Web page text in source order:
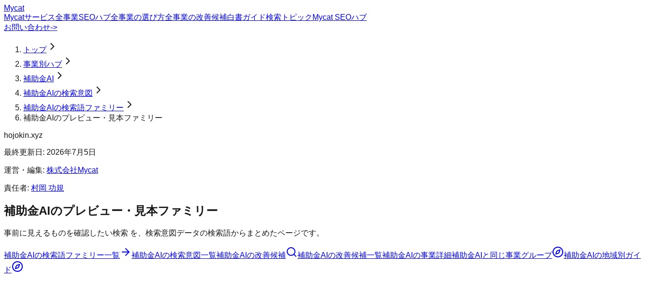
Mycat
Mycatサービス全事業SEOハブ全事業の選び方全事業の改善候補白書ガイド検索トピック Mycat SEOハブ
お問い合わせ->
トップ
事業別ハブ
補助金AI
補助金AIの検索意図
補助金AIの検索語ファミリー
補助金AIのプレビュー・見本ファミリー
hojokin.xyz
最終更新日: 2026年7月5日
運営・編集: 株式会社Mycat
責任者: 村岡 功規
補助金AIのプレビュー・見本ファミリー
事前に見えるものを確認したい検索 を、検索意図データの検索語からまとめたページです。
補助金AI の検索語ファミリー一覧 補助金AI の検索意図一覧補助金AI の改善候補 補助金AI の改善候補一覧補助金AI の事業詳細補助金AI と同じ事業グループ 補助金AI の地域別ガイ
ド